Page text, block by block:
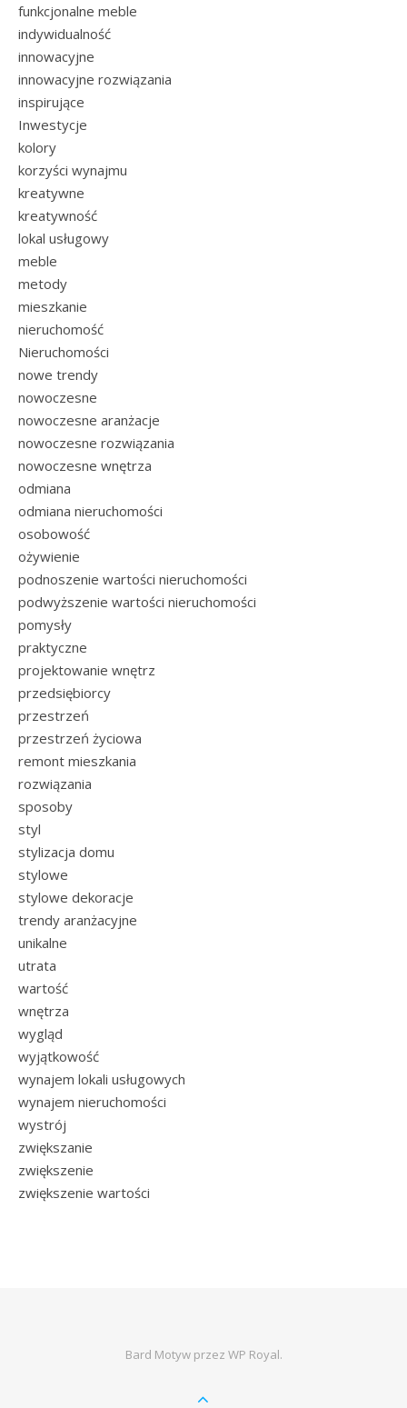
funkcjonalne meble
indywidualność
innowacyjne
innowacyjne rozwiązania
inspirujące
Inwestycje
kolory
korzyści wynajmu
kreatywne
kreatywność
lokal usługowy
meble
metody
mieszkanie
nieruchomość
Nieruchomości
nowe trendy
nowoczesne
nowoczesne aranżacje
nowoczesne rozwiązania
nowoczesne wnętrza
odmiana
odmiana nieruchomości
osobowość
ożywienie
podnoszenie wartości nieruchomości
podwyższenie wartości nieruchomości
pomysły
praktyczne
projektowanie wnętrz
przedsiębiorcy
przestrzeń
przestrzeń życiowa
remont mieszkania
rozwiązania
sposoby
styl
stylizacja domu
stylowe
stylowe dekoracje
trendy aranżacyjne
unikalne
utrata
wartość
wnętrza
wygląd
wyjątkowość
wynajem lokali usługowych
wynajem nieruchomości
wystrój
zwiększanie
zwiększenie
zwiększenie wartości
Bard Motyw przez WP Royal.